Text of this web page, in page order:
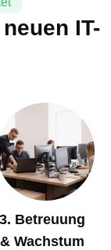
IT-
3. Betreuung
& Wachstum